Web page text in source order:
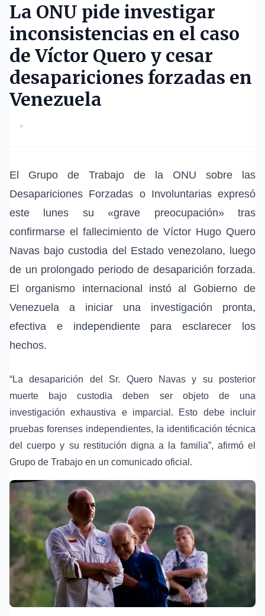
La ONU pide investigar
inconsistencias en el caso
de Víctor Quero y cesar
desapariciones forzadas en
Venezuela
•
El Grupo de Trabajo de la ONU sobre las
Desapariciones Forzadas o Involuntariasexpresó
este lunes su «grave preocupación» tras
confirmarse el fallecimiento de Víctor Hugo Quero
Navas bajo custodia del Estado venezolano, luego
de un prolongado periodo de desaparición forzada.
El organismo internacional instó al Gobierno de
Venezuela a iniciar una investigación pronta,
efectiva e independiente para esclarecer los
hechos.
“La desaparición del Sr. Quero Navas y su posterior
muerte bajo custodia deben ser objeto de una
investigación exhaustiva e imparcial. Esto debe incluir
pruebas forenses independientes, la identificación técnica
del cuerpo y su restitución digna a la familia”, afirmó el
Grupo de Trabajo en un comunicado oficial.